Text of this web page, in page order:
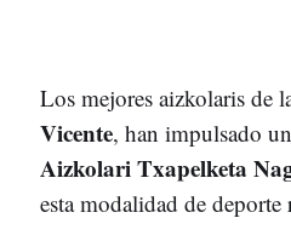
Los mejores aizkolaris de
Vicente, han impulsado
Aizkolari Txapelketa
esta modalidad de deporte